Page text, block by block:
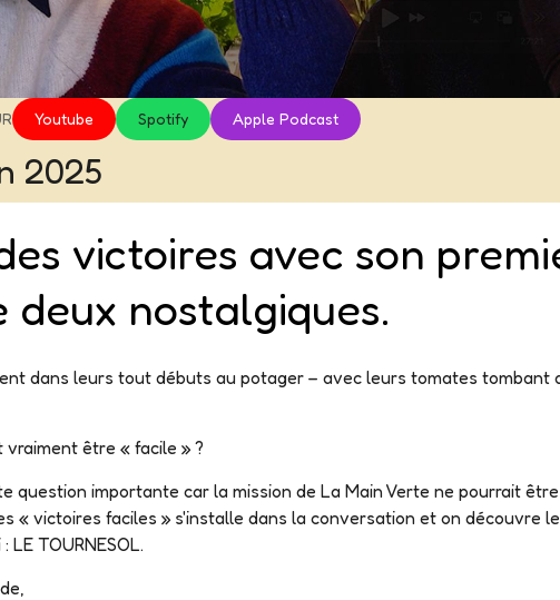
Youtube Spotify Apple Podcast
2025
victoires avec son
deux nostalgiques.
dans leurs tout débuts au potager – avec leurs tomates tombant
être « facile » ?
question importante car la mission de La Main Verte ne pourrait
« victoires faciles » s'installe dans la conversation et on découvre
TOURNESOL.